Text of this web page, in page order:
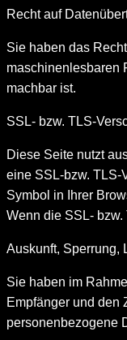
Recht auf
Sie haben das
maschinenlesbaren
machbar ist.
SSL- bzw. TLS-
Diese Seite nutzt
eine SSL-bzw. TLS-
Symbol in Ihrer
Wenn die SSL-
Auskunft, Sperrung,
Sie haben im
Empfänger und den
personenbezogene